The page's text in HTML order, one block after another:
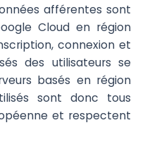
afférentes sont
Cloud en région
connexion et
des utilisateurs se
basés en région
sont donc tous
et respectent